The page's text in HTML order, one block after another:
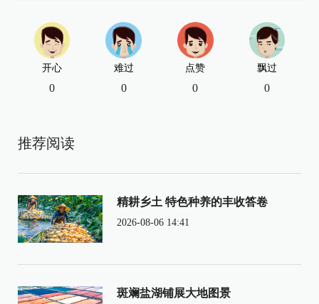
开心
0
难过
0
点赞
0
飘过
0
推荐阅读
精耕乡土 特色种养的丰收答卷
2026-08-06 14:41
斑斓盐湖铺展大地图景